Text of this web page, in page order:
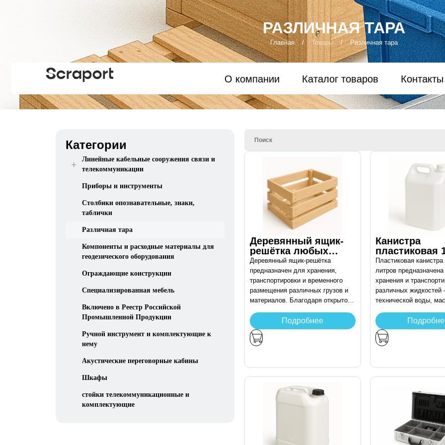
РАЗЛИЧНАЯ ТАРА
Главная / Товары / Различная тара
О компании Каталог товаров Контакты
Категории
+
Линейные кабельные сооружения связи и
телекоммуникации
Приборы и инструменты
Столбики опознавательные, знаки,
таблички
Различная тара
Компоненты и расходные материалы для
геодезического оборудования
Ограждающие конструкции
Специализированная мебель
Включено в Реестр Российской
Промышленной Продукции
Ручной инструмент и комплектующие к
нему
Акустические переговорные кабины
Шкафы
стойки телекоммуникационные и
комплектующие
Деревянный ящик-
решётка любых
размеров
Деревянный ящик-решётка
предназначен для хранения,
транспортировки и временного
размещения различных грузов и
материалов. Благодаря открытой
рейками обеспечивается
естественная вентиляция
содержимого. Изделие подходит
помещениях.
Подробнее
Канистра
пластиковая
литров
Пластиковая
литров
хранения и
различных
технической воды,
составов. Изготовлена
прочного полиэтилена,
устойчивого к
и ручки обеспечивают
с уплотнителем
пролив. Подходит для
промышленного и
применения.